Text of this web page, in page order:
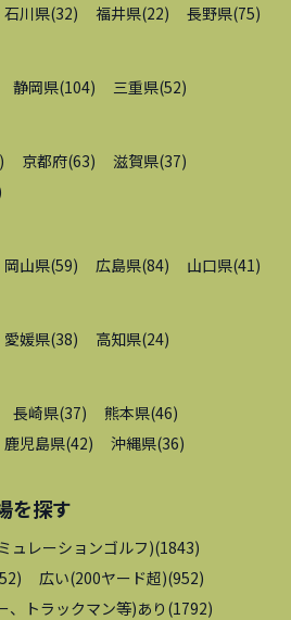
石川県(32) 福井県(22) 長野県(75)
静岡県(104) 三重県(52)
) 京都府(63) 滋賀県(37)
岡山県(59) 広島県(84) 山口県(41 )
愛媛県(38) 高知県(24)
長崎県(37) 熊本県(46)
鹿児島県(42) 沖縄県(36)
を探す
ュレーションゴルフ)(1843)
) 広い(200ヤード超)(952)
、トラックマン等)あり (1792)